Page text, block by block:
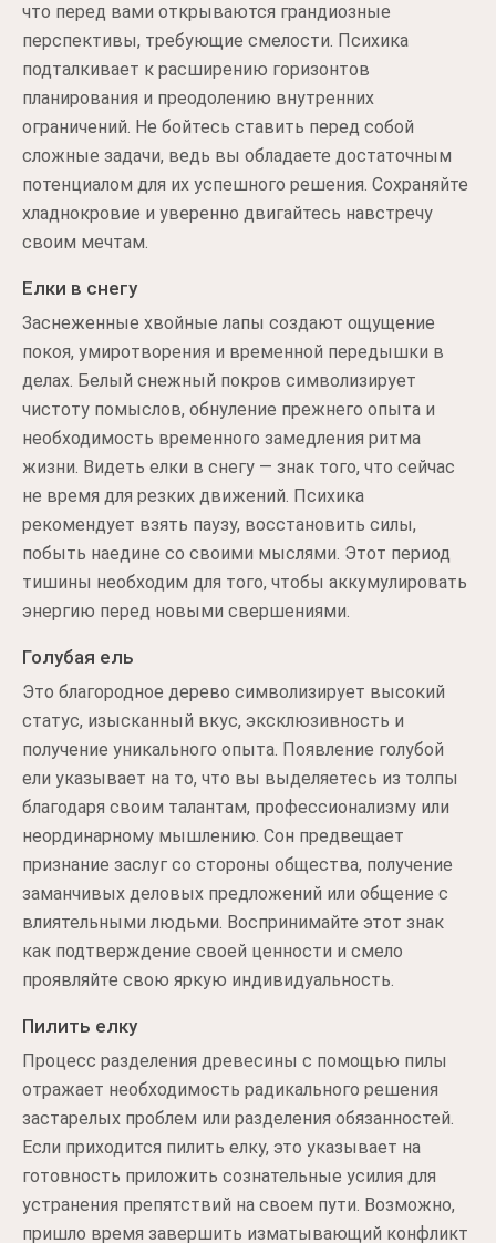
что перед вами открываются грандиозные
перспективы, требующие смелости. Психика
подталкивает к расширению горизонтов
планирования и преодолению внутренних
ограничений. Не бойтесь ставить перед собой
сложные задачи, ведь вы обладаете достаточным
потенциалом для их успешного решения. Сохраняйте
хладнокровие и уверенно двигайтесь навстречу
своим мечтам.
Елки в снегу
Заснеженные хвойные лапы создают ощущение
покоя, умиротворения и временной передышки в
делах. Белый снежный покров символизирует
чистоту помыслов, обнуление прежнего опыта и
необходимость временного замедления ритма
жизни. Видеть елки в снегу — знак того, что сейчас
не время для резких движений. Психика
рекомендует взять паузу, восстановить силы,
побыть наедине со своими мыслями. Этот период
тишины необходим для того, чтобы аккумулировать
энергию перед новыми свершениями.
Голубая ель
Это благородное дерево символизирует высокий
статус, изысканный вкус, эксклюзивность и
получение уникального опыта. Появление голубой
ели указывает на то, что вы выделяетесь из толпы
благодаря своим талантам, профессионализму или
неординарному мышлению. Сон предвещает
признание заслуг со стороны общества, получение
заманчивых деловых предложений или общение с
влиятельными людьми. Воспринимайте этот знак
как подтверждение своей ценности и смело
проявляйте свою яркую индивидуальность.
Пилить елку
Процесс разделения древесины с помощью пилы
отражает необходимость радикального решения
застарелых проблем или разделения обязанностей.
Если приходится пилить елку, это указывает на
готовность приложить сознательные усилия для
устранения препятствий на своем пути. Возможно,
пришло время завершить изматывающий конфликт